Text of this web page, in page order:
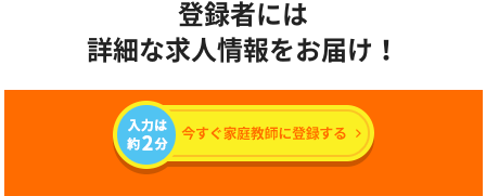
登録者には
詳細な求人情報をお届け！